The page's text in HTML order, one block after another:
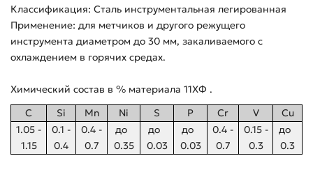
Классификация: Сталь инструментальная легированная
Применение: для метчиков и другого режущего
инструмента диаметром до 30 мм, закаливаемого с
охлаждением в горячих средах.
Химический состав в % материала 11ХФ .
C
Si Mn Ni S P Cr V
Cu
1.05 -
1.15
0.1 -
0.4
0.4 -
0.7
до
0.35
до
0.03
до
0.03
0.4 -
0.7
0.15 -
0.3
до
0.3